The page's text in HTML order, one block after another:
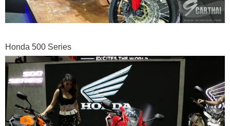
Honda 500 Series